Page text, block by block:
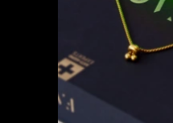
All acne
All
Advanced
Serum
For healthy
issa™
18% PAP
Cosmetici